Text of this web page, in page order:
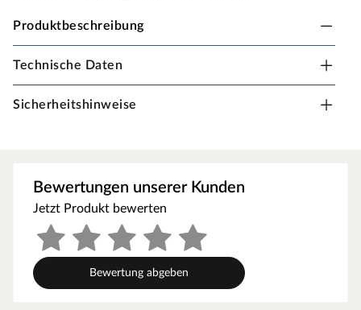
Produktbeschreibung
MEISTER Heizrohrrosette
Heizungsrohrdurchmesser von 15, 18 oder 22 mm.
Technische Daten
Sicherheitshinweise
Bewertungen unserer Kunden
Jetzt Produkt bewerten
Bewertung abgeben